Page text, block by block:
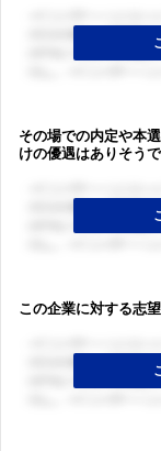
その場での内定や本
けの優遇はありそう
この企業に対する志
ロ